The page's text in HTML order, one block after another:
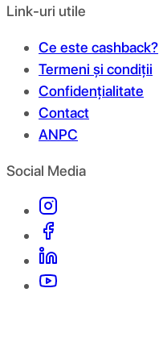
Link-uri utile
Ce este cashback?
Termeni și condiții
Confidențialitate
Contact
ANPC
Social Media